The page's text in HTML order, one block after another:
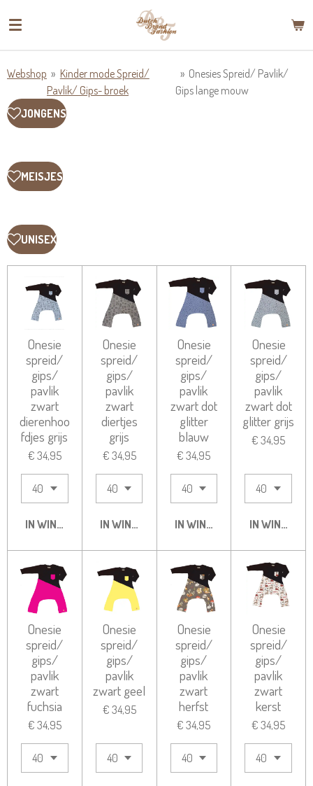
direct
hoofdinhoud
Webshop » Kinder mode Spreid/
Pavlik/ Gips- broek
» Onesies Spreid/ Pavlik/
Gips lange mouw
JONGENS
MEISJES
UNISEX
Onesie
spreid/
gips/
pavlik
zwart
dierenhoo
fdjes grijs
€ 34,95
IN WINKELWAGEN
Onesie
spreid/
gips/
pavlik
zwart
diertjes
grijs
€ 34,95
IN WINKELWAGEN
Onesie
spreid/
gips/
pavlik
zwart dot
glitter
blauw
€ 34,95
IN WINKELWAGEN
Onesie
spreid/
gips/
pavlik
zwart dot
glitter grijs
€ 34,95
IN
Onesie
spreid/
gips/
pavlik
zwart
fuchsia
€ 34,95
Onesie
spreid/
gips/
pavlik
zwart geel
€ 34,95
Onesie
spreid/
gips/
pavlik
zwart
herfst
€ 34,95
Onesie
spreid/
gips/
pavlik
zwart
kerst
€ 34,95